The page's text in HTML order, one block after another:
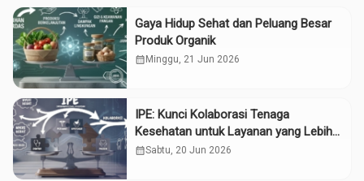
Gaya Hidup Sehat dan Peluang Besar
Produk Organik
calendar_month Minggu, 21 Jun 2026
IPE: Kunci Kolaborasi Tenaga
Kesehatan untuk Layanan yang Lebih
Baik
calendar_monthSabtu, 20 Jun 2026